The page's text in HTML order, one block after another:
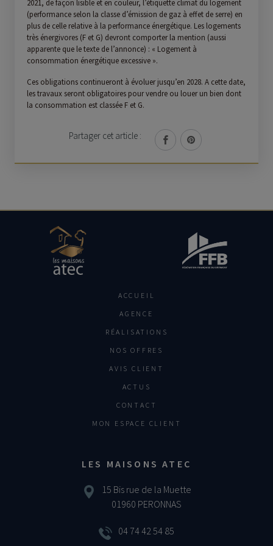
2021, de façon lisible et en couleur, l’étiquette climat du logement
(performance selon la classe d’émission de gaz à effet de serre) en
plus de celle relative à la performance énergétique. Les logements
très énergivores (F et G) devront comporter la mention (aussi
apparente que le texte de l’annonce) : « Logement à
consommation énergétique excessive ».
Ces obligations continueront à évoluer jusqu’en 2028. A cette date,
les travaux seront obligatoires pour vendre ou louer un bien dont
la consommation est classée F et G.
Partager cet article :
LES MAISONS ATEC
15 Bis rue de la Muette
01960 PERONNAS
04 74 42 54 85
ACCUEIL
AGENCE
RÉALISATIONS
NOS OFFRES
AVIS CLIENT
ACTUS
CONTACT
MON ESPACE CLIENT